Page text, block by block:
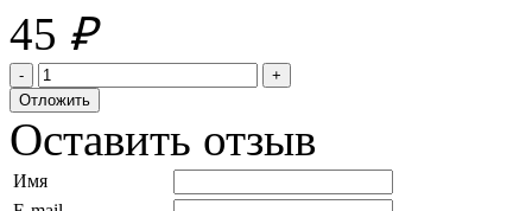
45 ₽
Оставить отзыв
Имя